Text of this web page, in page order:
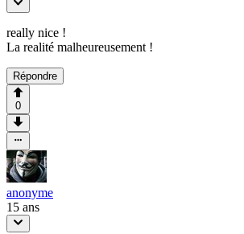
really nice !
La realité malheureusement !
Répondre
0
anonyme
15 ans